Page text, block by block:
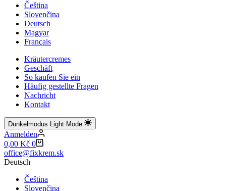
Čeština
Slovenčina
Deutsch
Magyar
Français
Kräutercremes
Geschäft
So kaufen Sie ein
Häufig gestellte Fragen
Nachricht
Kontakt
Dunkelmodus Light Mode
Anmelden
Warenkorb
0,00 Kč 0
office@fixkrem.sk
Deutsch
Čeština
Slovenčina